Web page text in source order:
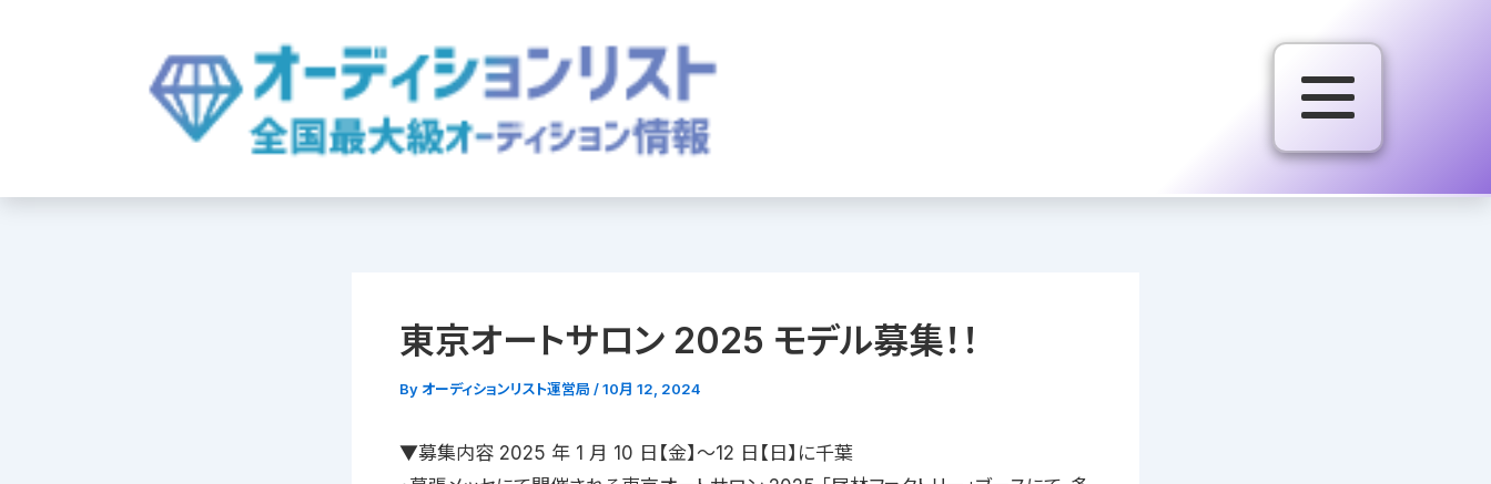
東京オートサロン 2025 モデル募集！！
By オーディションリスト運営局 /10月 12, 2024
▼募集内容 2025 年 1 月 10 日【金】〜12 日【日】に千葉